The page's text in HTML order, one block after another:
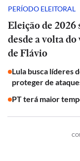
PERÍODO ELEITORAL
Eleição de 2026
desde a volta
de Flávio
Lula busca líderes
proteger de
PT terá maior